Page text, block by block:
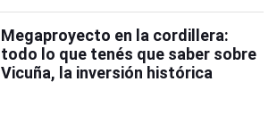
Megaproyecto en la cordillera:
todo lo que tenés que saber sobre
Vicuña, la inversión histórica